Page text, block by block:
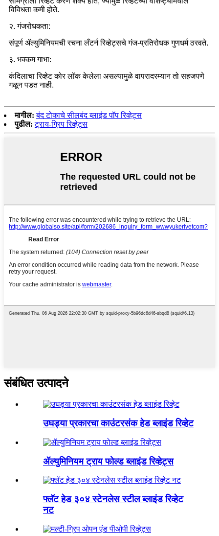
विविधता कमी होते.
२. गंजरोधकता:
संपूर्ण ॲल्युमिनियमची रचना लँटर्न रिव्हेट्सचे गंज-प्रतिरोधक गुणधर्म ठरवते.
३. भक्कम गाभा:
कंदिलाचा रिव्हेट कोर लॉक केलेला असल्यामुळे वापरादरम्यान तो सहजपणे
गळून पडत नाही.
मागील: बंद टोकाचे सीलबंद ब्लाइंड पॉप रिव्हेट्स
पुढील: ट्राय-ग्रिप रिव्हेट्स
संबंधित उत्पादने
उघड्या प्रकारचा काउंटरसंक हेड ब्लाइंड रिव्हेट
ॲल्युमिनियम ट्राय फोल्ड ब्लाइंड रिव्हेट्स
फ्लॅट हेड ३०४ स्टेनलेस स्टील ब्लाइंड रिव्हेट
नट